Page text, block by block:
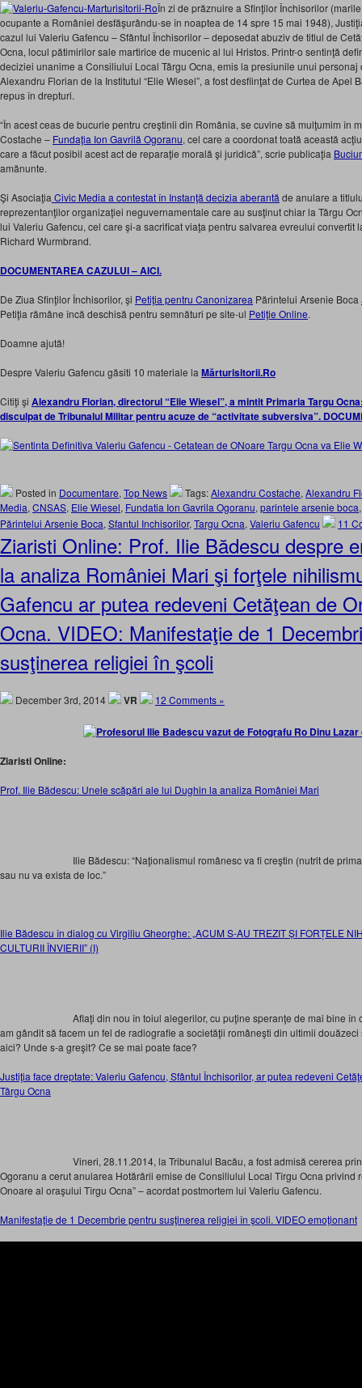
În zi de prăznuire a Sfinţilor Închisorilor
ocupante a României desfăşurându-se în noaptea de 14 spre 15 mai 1948),
cazul lui Valeriu Gafencu – Sfântul Închisorilor – deposedat abuziv de titlul de
Ocna, locul pătimirilor sale martirice de mucenic al lui Hristos. Printr-o sentinţă
deciziei unanime a Consiliului Local Târgu Ocna, emis la presiunile unui
Alexandru Florian de la Institutul “Elie Wiesel”, a fost desfiinţat de Curtea de Apel
repus în drepturi.
“În acest ceas de bucurie pentru creştinii din România, se cuvine să mulţumim în
Costache – Fundaţia Ion Gavrilă Ogoranu, cel care a coordonat toată această
care a făcut posibil acest act de reparaţie morală şi juridică”, scrie publicaţia
amănunte.
Şi Asociaţia Civic Media a contestat în Instanţă decizia aberantă de anulare a
reprezentanţilor organizaţiei neguvernamentale care au susţinut chiar la Târgu
lui Valeriu Gafencu, cel care şi-a sacrificat viaţa pentru salvarea evreului convertit
Richard Wurmbrand.
DOCUMENTAREA CAZULUI – AICI.
De Ziua Sfinţilor Închisorilor, şi Petiţia pentru Canonizarea Părintelui Arsenie Boca
Petiţia rămâne încă deschisă pentru semnături pe site-ul Petiţie Online.
Doamne ajută!
Despre Valeriu Gafencu găsiti 10 materiale la Mărturisitorii.Ro
Citiţi şi Alexandru Florian, directorul “Elie Wiesel”, a mintit Primaria Targu
disculpat de Tribunalul Militar pentru acuze de “activitate subversiva”.
Posted in Documentare, Top News Tags:Alexandru Costache, Alexandru
Media, CNSAS, Elie Wiesel, Fundatia Ion Gavrila Ogoranu, parintele arsenie boca
Părintelui Arsenie Boca, Sfantul Inchisorilor, Targu Ocna, Valeriu Gafencu 11
Ziaristi Online: Prof. Ilie Bădescu despre
la analiza României Mari şi forţele
Gafencu ar putea redeveni Cetăţean de
Ocna. VIDEO: Manifestaţie de 1
susţinerea religiei în şcoli
December 3rd, 2014 VR 12 Comments »
Ziaristi Online:
Prof. Ilie Bădescu: Unele scăpări ale lui Dughin la analiza României Mari
Ilie Bădescu: “Naţionalismul românesc va fi creştin (nutrit de
sau nu va exista de loc.”
Ilie Bădescu în dialog cu Virgiliu Gheorghe: „ACUM S-AU TREZIT ȘI FORȚELE
CULTURII ÎNVIERII” (I)
Aflaţi din nou în toiul alegerilor, cu puţine speranţe de mai bine în
am gândit să facem un fel de radiografie a societăţii româneşti din ultimii
aici? Unde s-a greşit? Ce se mai poate face?
Justiţia face dreptate: Valeriu Gafencu, Sfântul Închisorilor, ar putea redeveni
Târgu Ocna
Vineri, 28.11.2014, la Tribunalul Bacău, a fost admisă cererea
Ogoranu a cerut anularea Hotărârii emise de Consiliului Local Tîrgu Ocna privind
Onoare al oraşului Tîrgu Ocna” – acordat postmortem lui Valeriu Gafencu.
Manifestaţie de 1 Decembrie pentru susţinerea religiei în şcoli. VIDEO emoţionant